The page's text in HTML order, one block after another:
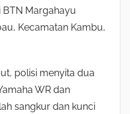
BTN Margahayu
Kecamatan Kambu,
polisi menyita dua
WR dan
sangkur dan kunci